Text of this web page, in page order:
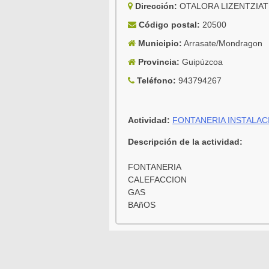
Dirección: OTALORA
Código postal: 20500
Municipio: Arrasate/Mondragon
Provincia: Guipúzcoa
Teléfono: 943794267
Actividad: FONTANERIA
Descripción de la actividad:
FONTANERIA
CALEFACCION
GAS
BAñOS